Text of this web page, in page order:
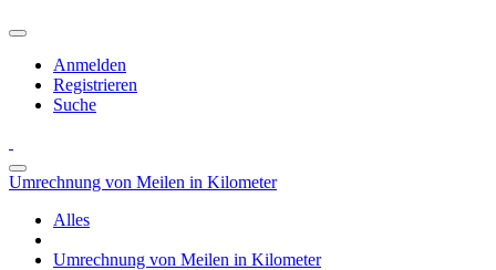
Anmelden
Registrieren
Suche
Umrechnung von Meilen in Kilometer
Alles
Umrechnung von Meilen in Kilometer